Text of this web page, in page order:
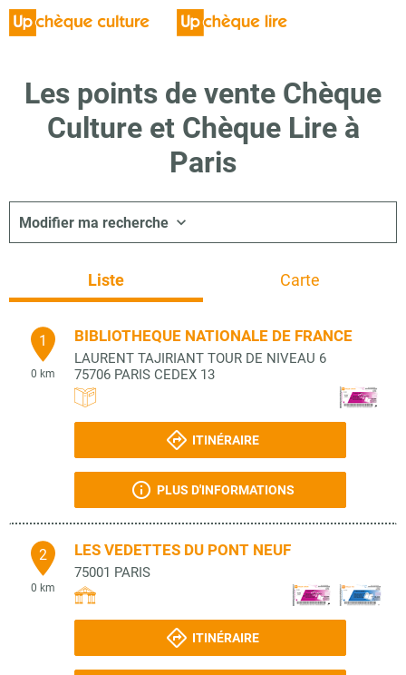
Les points de vente Chèque
Culture et Chèque Lire à
Paris
Modifier ma recherche
Liste Carte
1
0 km
BIBLIOTHEQUE NATIONALE DE FRANCE
LAURENT TAJIRIANT TOUR DE NIVEAU 6
75706 PARIS CEDEX 13
ITINÉRAIRE
PLUS D'INFORMATIONS
2
0 km
LES VEDETTES DU PONT NEUF
75001 PARIS
ITINÉRAIRE